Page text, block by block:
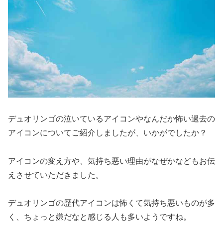
デュオリンゴの泣いているアイコンやなんだか怖い過去の
アイコンについてご紹介しましたが、いかがでしたか？
アイコンの変え方や、気持ち悪い理由がなぜかなどもお伝
えさせていただきました。
デュオリンゴの歴代アイコンは怖くて気持ち悪いものが多
く、ちょっと嫌だなと感じる人も多いようですね。